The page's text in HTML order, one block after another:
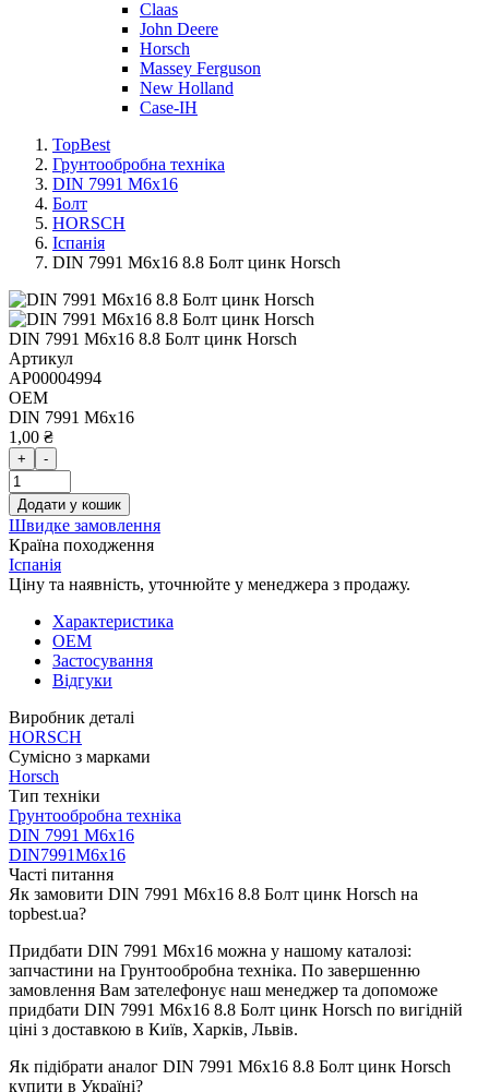
Claas
John Deere
Horsch
Massey Ferguson
New Holland
Case-IH
TopBest
Грунтообробна техніка
DIN 7991 M6x16
Болт
HORSCH
Іспанія
DIN 7991 M6x16 8.8 Болт цинк Horsch
DIN 7991 M6x16 8.8 Болт цинк Horsch
Артикул
AP00004994
OEM
DIN 7991 M6x16
1,00 ₴
+ -
Додати у кошик
Швидке замовлення
Країна походження
Іспанія
Ціну та наявність, уточнюйте у менеджера з продажу.
Характеристика
OEM
Застосування
Відгуки
Виробник деталі
HORSCH
Сумісно з марками
Horsch
Тип техніки
Грунтообробна техніка
DIN 7991 M6x16
DIN7991M6x16
Часті питання
Як замовити DIN 7991 M6x16 8.8 Болт цинк Horsch на
topbest.ua?
Придбати DIN 7991 M6x16 можна у нашому каталозі:
запчастини на Грунтообробна техніка. По завершенню
замовлення Вам зателефонує наш менеджер та допоможе
придбати DIN 7991 M6x16 8.8 Болт цинк Horsch по вигідній
ціні з доставкою в Київ, Харків, Львів.
Як підібрати аналог DIN 7991 M6x16 8.8 Болт цинк Horsch
купити в Україні?